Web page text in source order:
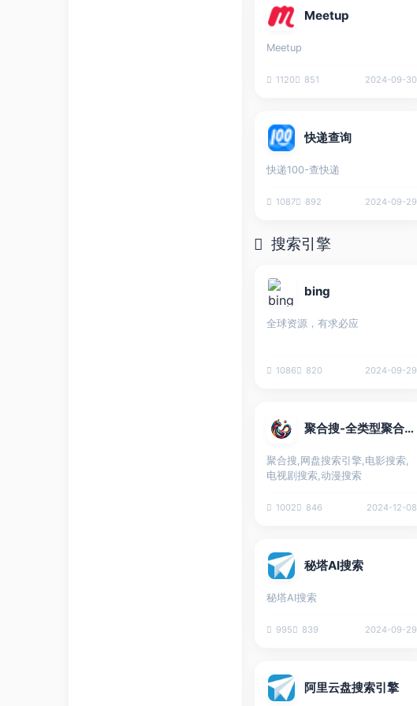
Meetup
Meetup
1120 851 2024-09-30
快递查询
快递100-查快递
1087 892 2024-09-29
搜索引擎
bing
全球资源，有求必应
1086 820 2024-09-29
聚合搜-全类型聚合网盘搜索引擎
聚合搜,网盘搜索引擎,电影搜索,
电视剧搜索,动漫搜索
1002 846 2024-12-08
秘塔AI搜索
秘塔AI搜索
995 839 2024-09-29
阿里云盘搜索引擎